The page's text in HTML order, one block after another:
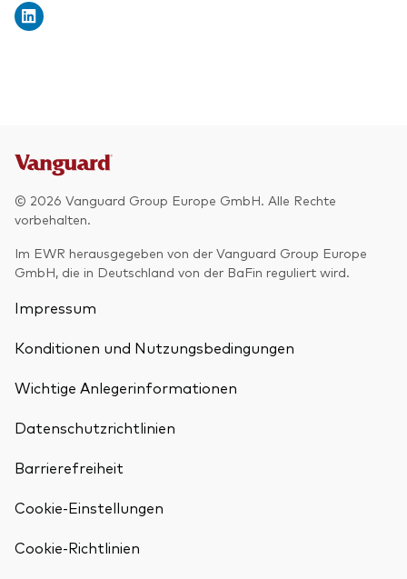
© 2026 Vanguard Group Europe GmbH. Alle Rechte
vorbehalten.
Im EWR herausgegeben von der Vanguard Group Europe
GmbH, die in Deutschland von der BaFin reguliert wird.
Impressum
Konditionen und Nutzungsbedingungen
Wichtige Anlegerinformationen
Datenschutzrichtlinien
Barrierefreiheit
Cookie-Einstellungen
Cookie-Richtlinien